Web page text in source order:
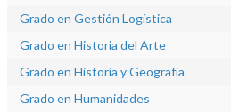
Grado en Gestión Logística
Grado en Historia del Arte
Grado en Historia y Geografía
Grado en Humanidades